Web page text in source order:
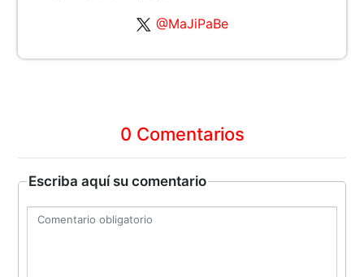
@MaJiPaBe
0 Comentarios
Escriba aquí su comentario